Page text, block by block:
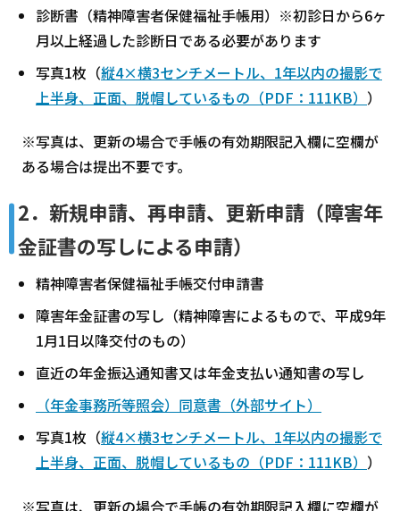
診断書（精神障害者保健福祉手帳用）※初診日から6ヶ
月以上経過した診断日である必要があります
写真1枚（縦4×横3センチメートル、1年以内の撮影で
上半身、正面、脱帽しているもの（PDF：111KB） ）
※写真は、更新の場合で手帳の有効期限記入欄に空欄が
ある場合は提出不要です。
2．新規申請、再申請、更新申請（障害年
金証書の写しによる申請）
精神障害者保健福祉手帳交付申請書
障害年金証書の写し（精神障害によるもので、平成9年
1月1日以降交付のもの）
直近の年金振込通知書又は年金支払い通知書の写し
（年金事務所等照会）同意書（外部サイト）
写真1枚（縦4×横3センチメートル、1年以内の撮影で
上半身、正面、脱帽しているもの（PDF：111KB） ）
※写真は、更新の場合で手帳の有効期限記入欄に空欄が